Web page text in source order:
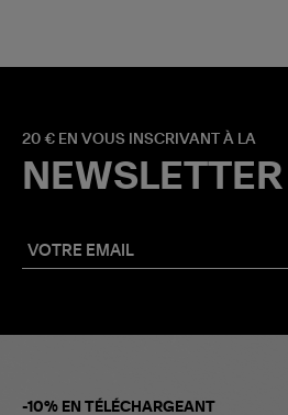
20 € EN VOUS INSCRIVANT À LA
NEWSLETTER
-10% EN TÉLÉCHARGEANT